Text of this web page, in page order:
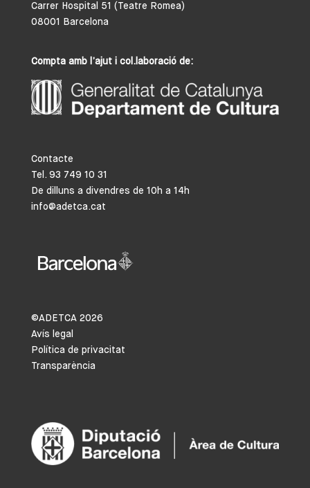
Carrer Hospital 51 (Teatre Romea)
08001 Barcelona
Compta amb l’ajut i col.laboració de:
Contacte
Tel. 93 749 10 31
De dilluns a divendres de 10h a 14h
info@adetca.cat
©ADETCA 2026
Avís legal
Política de privacitat
Transparència